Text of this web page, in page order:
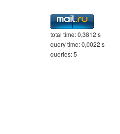
total time: 0,3812 s
query time: 0,0022 s
queries: 5